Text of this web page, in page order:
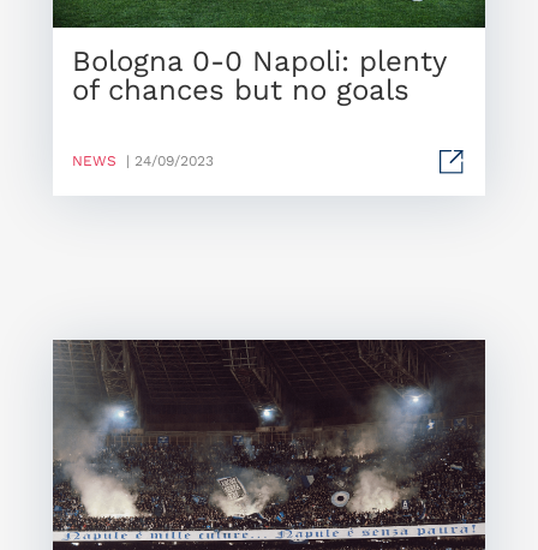
Bologna 0-0 Napoli: plenty
of chances but no goals
NEWS | 24/09/2023